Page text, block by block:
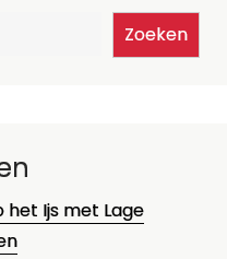
Zoeken
Ijs met Lage